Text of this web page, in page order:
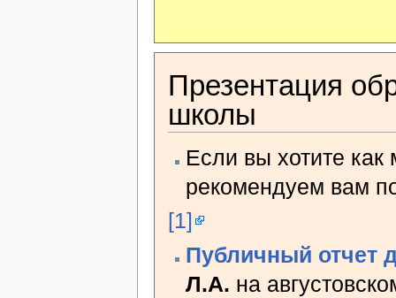
Презентация
школы
Если вы хотите
рекомендуем вам
[1]
Публичный отчет
Л.А. на